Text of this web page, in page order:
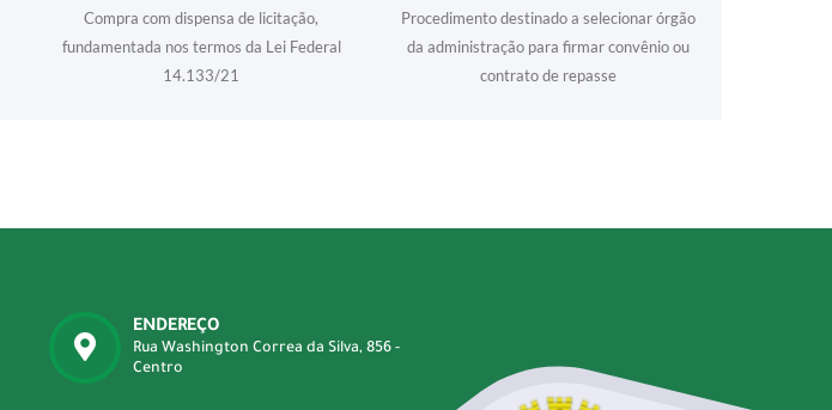
Compra com dispensa de licitação,
fundamentada nos termos da Lei Federal
14.133/21
Procedimento destinado a selecionar órgão
da administração para firmar convênio ou
contrato de repasse
ENDEREÇO
Rua Washington Correa da Silva, 856 -
Centro